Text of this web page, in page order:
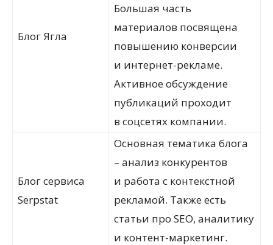
Блог Ягла
Большая часть
материалов посвящена
повышению конверсии
и интернет-рекламе.
Активное обсуждение
публикаций проходит
в соцсетях компании.
Блог сервиса
Serpstat
Основная тематика блога
– анализ конкурентов
и работа с контекстной
рекламой. Также есть
статьи про SEO, аналитику
и контент-маркетинг.